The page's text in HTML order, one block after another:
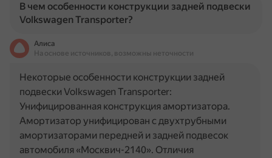
В чем особенности конструкции задней подвески
Volkswagen Transporter?
Алиса
На основе источников, возможны неточности
Некоторые особенности конструкции задней
подвески Volkswagen Transporter:
Унифицированная конструкция амортизатора.
Амортизатор унифицирован с двухтрубными
амортизаторами передней и задней подвесок
автомобиля «Москвич-2140». Отличия